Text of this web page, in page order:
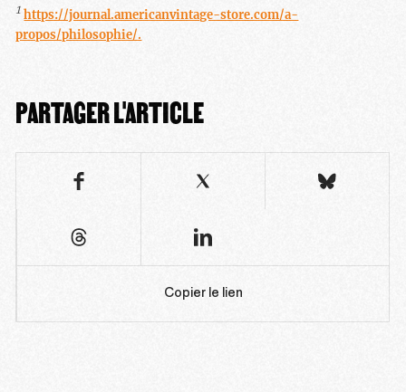
1 https://journal.americanvintage-store.com/a-
propos/philosophie/.
PARTAGER L'ARTICLE
Copier le lien